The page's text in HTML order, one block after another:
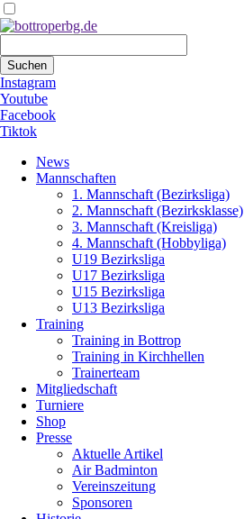
Suchen
Instagram
Youtube
Facebook
Tiktok
überspringen
News
Mannschaften
1. Mannschaft (Bezirksliga)
2. Mannschaft (Bezirksklasse)
3. Mannschaft (Kreisliga)
4. Mannschaft (Hobbyliga)
U19 Bezirksliga
U17 Bezirksliga
U15 Bezirksliga
U13 Bezirksliga
Training
Training in Bottrop
Training in Kirchhellen
Trainerteam
Mitgliedschaft
Turniere
Shop
Presse
Aktuelle Artikel
Air Badminton
Vereinszeitung
Sponsoren